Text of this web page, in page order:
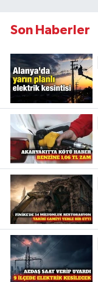
Son Haberler